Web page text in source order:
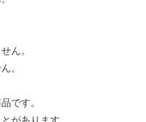
ん。
。
です。